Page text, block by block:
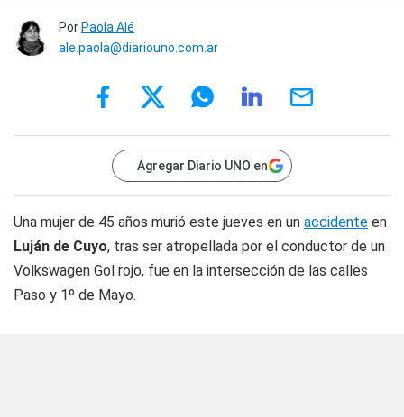
Por Paola Alé
ale.paola@diariouno.com.ar
Agregar Diario UNO en
Una mujer de 45 años murió este jueves en un accidente en
Luján de Cuyo, tras ser atropellada por el conductor de un
Volkswagen Gol rojo, fue en la intersección de las calles
Paso y 1º de Mayo.